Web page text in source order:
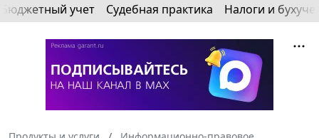
Бюджетный учет Судебная практика Налоги и